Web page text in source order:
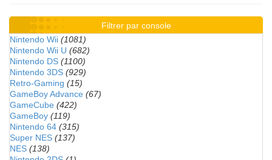
Filtrer par console
Nintendo Wii (1081)
Nintendo Wii U (682)
Nintendo DS (1100)
Nintendo 3DS (929)
Retro-Gaming (15)
GameBoy Advance (67)
GameCube (422)
GameBoy (119)
Nintendo 64 (315)
Super NES (137)
NES (138)